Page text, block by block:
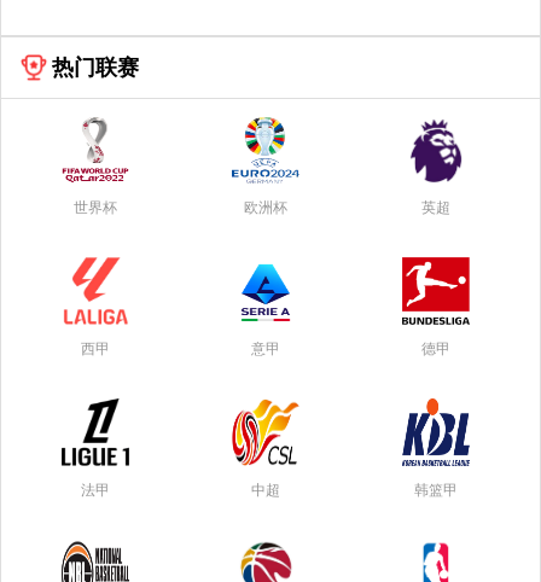
热门联赛
世界杯 欧洲杯 英超
西甲 意甲 德甲
法甲 中超 韩篮甲